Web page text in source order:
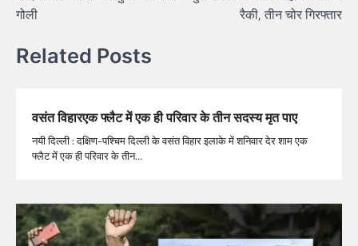
गोली
रैकी, तीन चोर गिरफ्तार
Related Posts
वसंत विहारएक फ्लैट में एक ही परिवार के तीन सदस्य मृत पाए
नयी दिल्ली : दक्षिण-पश्चिम दिल्ली के वसंत विहार इलाके में शनिवार देर शाम एक
फ्लैट में एक ही परिवार के तीन…